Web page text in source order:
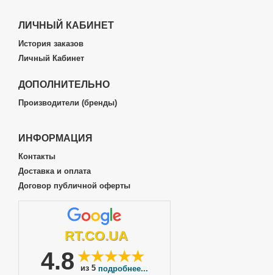
ЛИЧНЫЙ КАБИНЕТ
История заказов
Личный Кабинет
ДОПОЛНИТЕЛЬНО
Производители (бренды)
ИНФОРМАЦИЯ
Контакты
Доставка и оплата
Договор публичной оферты
RT.CO.UA
4.8 ★★★★★
из 5 подробнее...